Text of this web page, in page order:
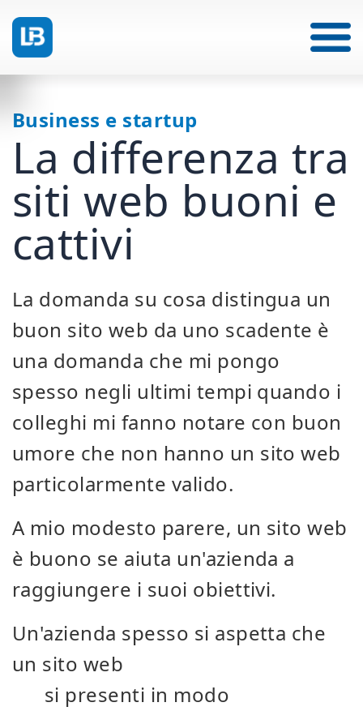
Business e startup
La differenza tra
siti web buoni e
cattivi
La domanda su cosa distingua un
buon sito web da uno scadente è
una domanda che mi pongo
spesso negli ultimi tempi quando i
colleghi mi fanno notare con buon
umore che non hanno un sito web
particolarmente valido.
A mio modesto parere, un sito web
è buono se aiuta un'azienda a
raggiungere i suoi obiettivi.
Un'azienda spesso si aspetta che
un sito web
si presenti in modo